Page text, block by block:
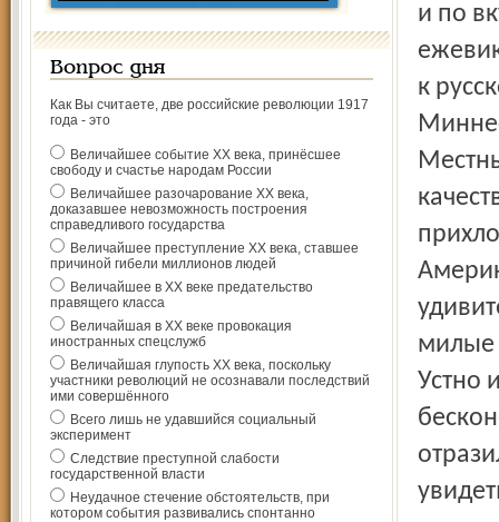
Вопрос дня
Как Вы считаете, две российские революции 1917
года - это
Величайшее событие ХХ века, принёсшее
свободу и счастье народам России
Величайшее разочарование ХХ века,
доказавшее невозможность построения
справедливого государства
Величайшее преступление ХХ века, ставшее
причиной гибели миллионов людей
Величайшее в ХХ веке предательство
правящего класса
Величайшая в ХХ веке провокация
иностранных спецслужб
Величайшая глупость ХХ века, поскольку
участники революций не осознавали последствий
ими совершённого
Всего лишь не удавшийся социальный
эксперимент
Следствие преступной слабости
государственной власти
Неудачное стечение обстоятельств, при
котором события развивались спонтанно
и по
к
милые
Устно